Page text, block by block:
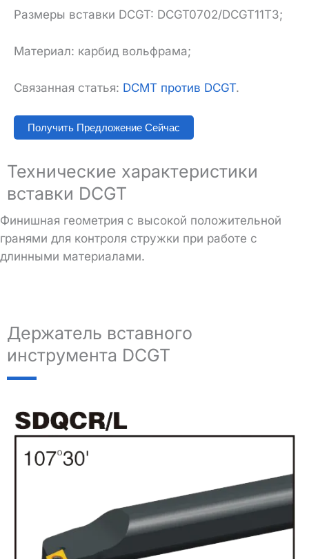
Размеры вставки DCGT: DCGT0702/DCGT11T3;
Материал: карбид вольфрама;
Связанная статья: DCMT против DCGT.
Получить Предложение Сейчас
Технические характеристики
вставки DCGT
Финишная геометрия с высокой положительной
гранями для контроля стружки при работе с
длинными материалами.
Держатель вставного
инструмента DCGT